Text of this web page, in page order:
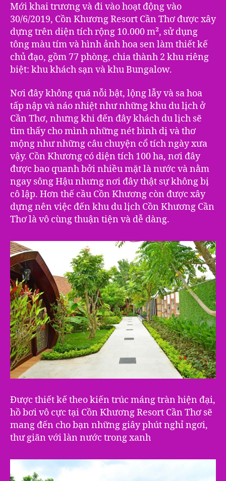
Mới khai trương và đi vào hoạt động vào
30/6/2019, Cồn Khương Resort Cần Thơ được xây
dựng trên diện tích rộng 10.000 m², sử dụng
tông màu tím và hình ảnh hoa sen làm thiết kế
chủ đạo, gồm 77 phòng, chia thành 2 khu riêng
biệt: khu khách sạn và khu Bungalow.
Nơi đây không quá nỗi bật, lộng lẫy và sa hoa
tấp nập và náo nhiệt như những khu du lịch ở
Cần Thơ, nhưng khi đến đây khách du lịch sẽ
tìm thấy cho mình những nét bình dị và thơ
mộng như những câu chuyện cổ tích ngày xưa
vậy. Cồn Khương có diện tích 100 ha, nơi đây
được bao quanh bởi nhiều mặt là nước và nằm
ngay sông Hậu nhưng nơi đây thật sự không bị
cô lập. Hơn thế cầu Cồn Khương còn được xây
dựng nên việc đến khu du lịch Cồn Khương Cần
Thơ là vô cùng thuận tiện và dễ dàng.
Được thiết kế theo kiến trúc máng tràn hiện đại,
hồ bơi vô cực tại Cồn Khương Resort Cần Thơ sẽ
mang đến cho bạn những giây phút nghỉ ngơi,
thư giãn với làn nước trong xanh